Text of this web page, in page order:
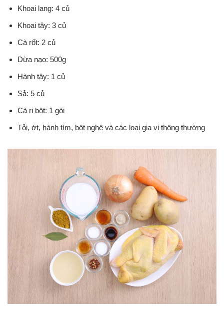
Khoai lang: 4 củ
Khoai tây: 3 củ
Cà rốt: 2 củ
Dừa nạo: 500g
Hành tây: 1 củ
Sả: 5 củ
Cà ri bột: 1 gói
Tỏi, ớt, hành tím, bột nghệ và các loại gia vị thông thường